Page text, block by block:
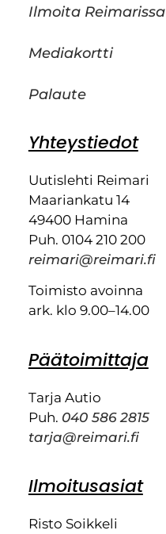
Ilmoita Reimarissa
Mediakortti
Palaute
Yhteystiedot
Uutislehti Reimari
Maariankatu 14
49400 Hamina
Puh. 0104 210 200
reimari@reimari.fi
Toimisto avoinna
ark. klo 9.00–14.00
Päätoimittaja
Tarja Autio
Puh. 040 586 2815
tarja@reimari.fi
Ilmoitusasiat
Risto Soikkeli